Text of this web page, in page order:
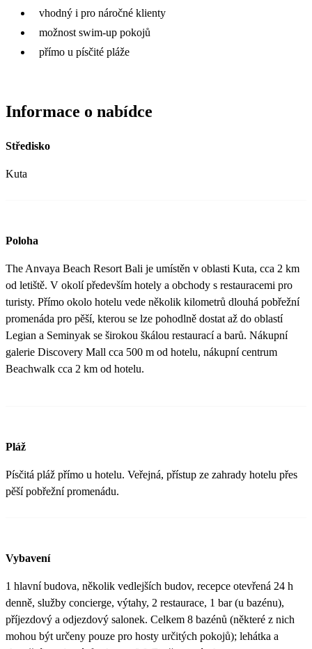
vhodný i pro náročné klienty
možnost swim-up pokojů
přímo u písčité pláže
Informace o nabídce
Středisko
Kuta
Poloha
The Anvaya Beach Resort Bali je umístěn v oblasti Kuta, cca 2 km
od letiště. V okolí především hotely a obchody s restauracemi pro
turisty. Přímo okolo hotelu vede několik kilometrů dlouhá pobřežní
promenáda pro pěší, kterou se lze pohodlně dostat až do oblastí
Legian a Seminyak se širokou škálou restaurací a barů. Nákupní
galerie Discovery Mall cca 500 m od hotelu, nákupní centrum
Beachwalk cca 2 km od hotelu.
Pláž
Písčitá pláž přímo u hotelu. Veřejná, přístup ze zahrady hotelu přes
pěší pobřežní promenádu.
Vybavení
1 hlavní budova, několik vedlejších budov, recepce otevřená 24 h
denně, služby concierge, výtahy, 2 restaurace, 1 bar (u bazénu),
příjezdový a odjezdový salonek. Celkem 8 bazénů (některé z nich
mohou být určeny pouze pro hosty určitých pokojů); lehátka a